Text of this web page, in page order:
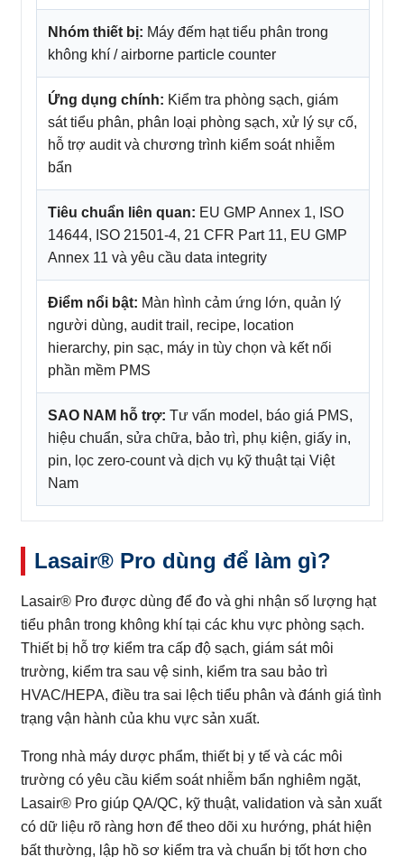
Nhóm thiết bị: Máy đếm hạt tiểu phân trong
không khí / airborne particle counter
Ứng dụng chính: Kiểm tra phòng sạch, giám
sát tiểu phân, phân loại phòng sạch, xử lý sự cố,
hỗ trợ audit và chương trình kiểm soát nhiễm
bẩn
Tiêu chuẩn liên quan: EU GMP Annex 1, ISO
14644, ISO 21501-4, 21 CFR Part 11, EU GMP
Annex 11 và yêu cầu data integrity
Điểm nổi bật: Màn hình cảm ứng lớn, quản lý
người dùng, audit trail, recipe, location
hierarchy, pin sạc, máy in tùy chọn và kết nối
phần mềm PMS
SAO NAM hỗ trợ: Tư vấn model, báo giá PMS,
hiệu chuẩn, sửa chữa, bảo trì, phụ kiện, giấy in,
pin, lọc zero-count và dịch vụ kỹ thuật tại Việt
Nam
Lasair® Pro dùng để làm gì?
Lasair® Pro được dùng để đo và ghi nhận số lượng hạt
tiểu phân trong không khí tại các khu vực phòng sạch.
Thiết bị hỗ trợ kiểm tra cấp độ sạch, giám sát môi
trường, kiểm tra sau vệ sinh, kiểm tra sau bảo trì
HVAC/HEPA, điều tra sai lệch tiểu phân và đánh giá tình
trạng vận hành của khu vực sản xuất.
Trong nhà máy dược phẩm, thiết bị y tế và các môi
trường có yêu cầu kiểm soát nhiễm bẩn nghiêm ngặt,
Lasair® Pro giúp QA/QC, kỹ thuật, validation và sản xuất
có dữ liệu rõ ràng hơn để theo dõi xu hướng, phát hiện
bất thường, lập hồ sơ kiểm tra và chuẩn bị tốt hơn cho